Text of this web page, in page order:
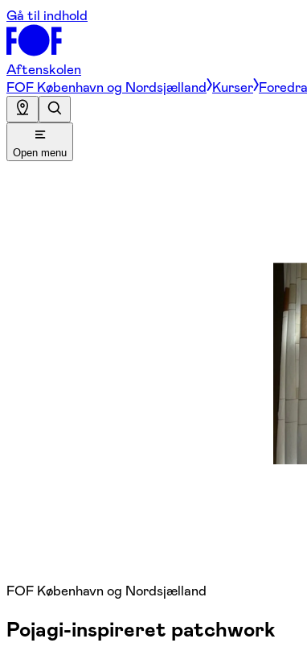
Gå til indhold
Aftenskolen
FOF København og Nordsjælland Kurser
Open menu
FOF København og Nordsjælland
Pojagi-inspireret patchwork